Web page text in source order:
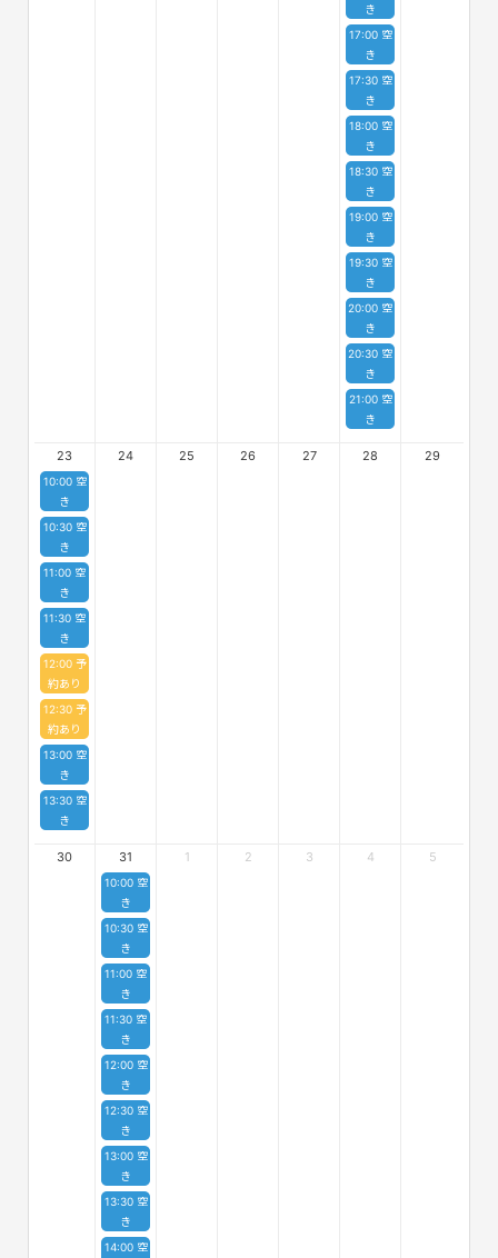
き
17:00 空
き
17:30 空
き
18:00 空
き
18:30 空
き
19:00 空
き
19:30 空
き
20:00 空
き
20:30 空
き
21:00 空
き
23
10:00 空
き
10:30 空
き
11:00 空
き
11:30 空
き
12:00 予
約あり
12:30 予
約あり
13:00 空
き
13:30 空
き
24 25 26 27 28 29
30 31
10:00 空
き
10:30 空
き
11:00 空
き
11:30 空
き
12:00 空
き
12:30 空
き
13:00 空
き
13:30 空
き
14:00 空
1 2 3 4 5